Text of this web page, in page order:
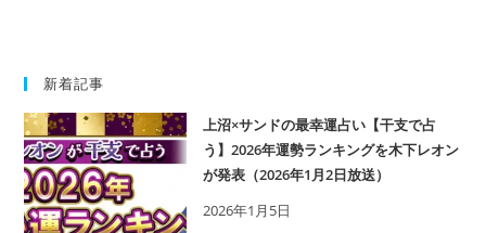
新着記事
上沼×サンドの最幸運占い【干支で占
う】2026年運勢ランキングを木下レオン
が発表（2026年1月2日放送）
2026年1月5日